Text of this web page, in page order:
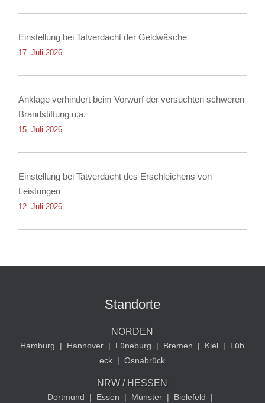
Einstellung bei Tatverdacht der Geldwäsche
17. Juli 2026
Anklage verhindert beim Vorwurf der versuchten schweren
Brandstiftung u.a.
15. Juli 2026
Einstellung bei Tatverdacht des Erschleichens von
Leistungen
12. Juli 2026
Standorte
NORDEN
Hamburg | Hannover | Lüneburg | Bremen | Kiel |
Lüb
eck | Osnabrück
NRW / HESSEN
Dortmund | Essen | Münster | Bielefeld
|